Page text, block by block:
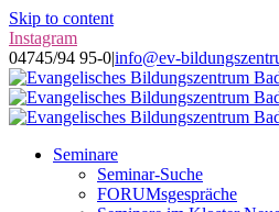
Skip to content
Instagram
04745/94 95-0|info@ev-
Seminare
Seminar-Suche
FORUMsgespräche